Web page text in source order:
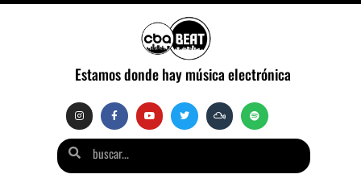
Estamos donde hay música electrónica